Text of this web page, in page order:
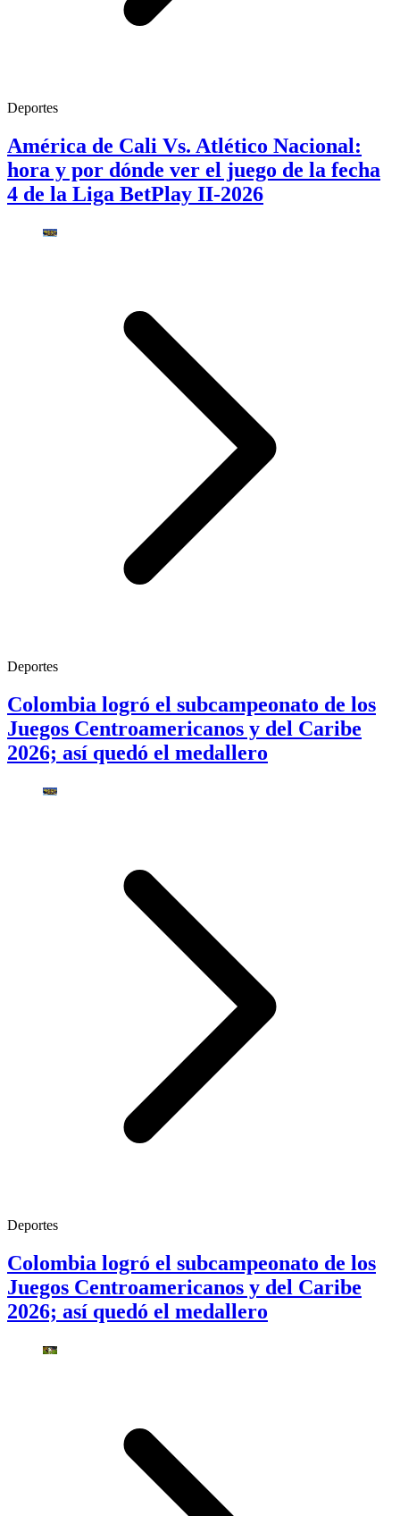
Deportes
América de Cali Vs. Atlético Nacional:
hora y por dónde ver el juego de la fecha
4 de la Liga BetPlay II-2026
Deportes
Colombia logró el subcampeonato de los
Juegos Centroamericanos y del Caribe
2026; así quedó el medallero
Deportes
Colombia logró el subcampeonato de los
Juegos Centroamericanos y del Caribe
2026; así quedó el medallero